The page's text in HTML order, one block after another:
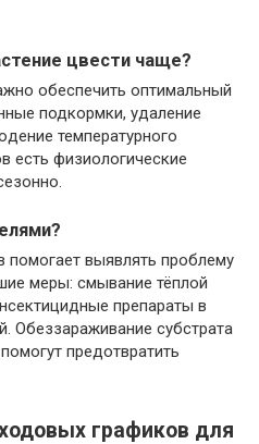
цвести чаще?
обеспечить оптимальный
подкормки, удаление
температурного
есть физиологические
помогает выявлять проблему
меры: смывание тёплой
препараты в
Обеззараживание субстрата
предотвратить
графиков для